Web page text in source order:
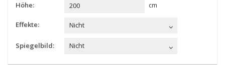
Höhe: cm
Effekte: Nicht
Spiegelbild: Nicht